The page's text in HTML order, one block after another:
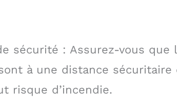
sécurité : Assurez-vous que
à une distance
risque d’incendie.